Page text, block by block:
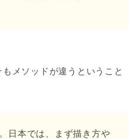
メソッドが違うということ
日本では、まず描き方や